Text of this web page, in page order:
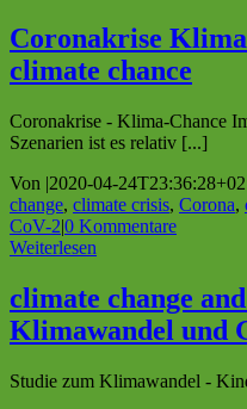
Coronakrise
climate chance
Coronakrise - Klima-Chance
Szenarien ist es relativ [...]
Von |2020-04-
change, climate crisis, Corona,
CoV-2|0 Kommentare
Weiterlesen
climate change
Klimawandel und
Studie zum Klimawandel -